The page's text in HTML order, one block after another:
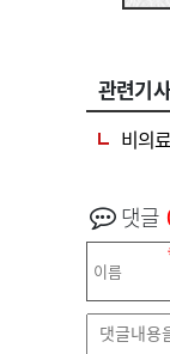
관련기사
비의
댓글